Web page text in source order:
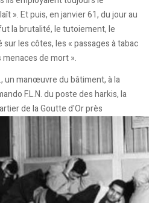
». Et puis, en janvier 61, du jour au
la brutalité, le tutoiement, le
les côtes, les « passages à tabac
de mort ».
un manœuvre du bâtiment, à la
F.L.N. du poste des harkis, la
de la Goutte d'Or près